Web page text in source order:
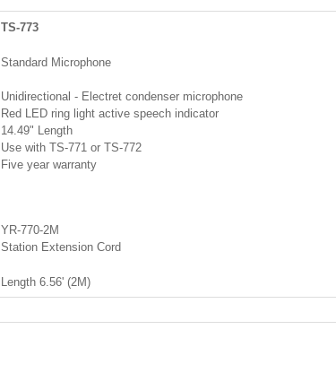
TS-773
Standard Microphone
Unidirectional - Electret condenser microphone
Red LED ring light active speech indicator
14.49" Length
Use with TS-771 or TS-772
Five year warranty
YR-770-2M
Station Extension Cord
Length 6.56' (2M)